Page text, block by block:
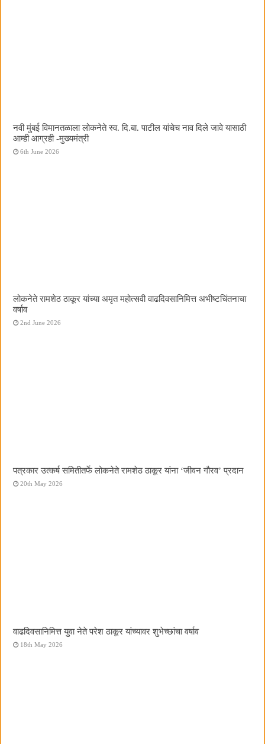
नवी मुंबई विमानतळाला लोकनेते स्व. दि.बा. पाटील यांचेच नाव दिले जावे यासाठी
आम्ही आग्रही -मुख्यमंत्री
6th June 2026
लोकनेते रामशेठ ठाकूर यांच्या अमृत महोत्सवी वाढदिवसानिमित्त अभीष्टचिंतनाचा
वर्षाव
2nd June 2026
पत्रकार उत्कर्ष समितीतर्फे लोकनेते रामशेठ ठाकूर यांना ‌‘जीवन गौरव‌’ प्रदान
20th May 2026
वाढदिवसानिमित्त युवा नेते परेश ठाकूर यांच्यावर शुभेच्छांचा वर्षाव
18th May 2026